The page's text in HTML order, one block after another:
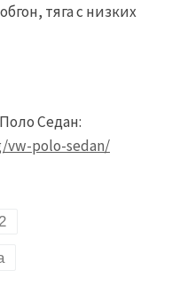
тяга с низких
Седан:
polo-sedan/